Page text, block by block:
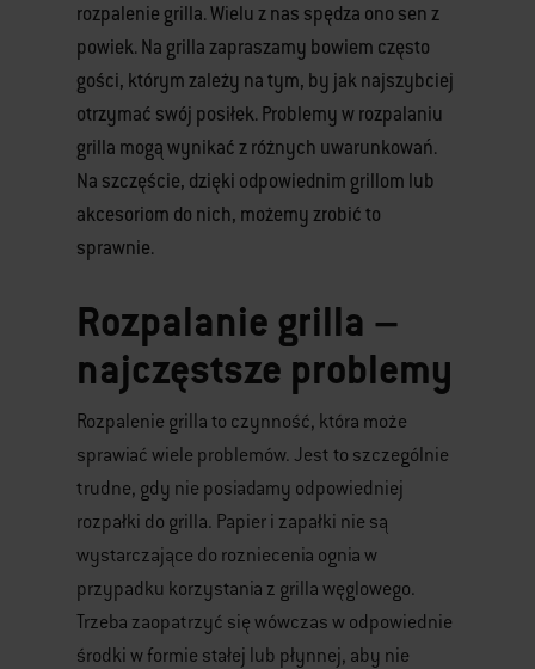
rozpalenie grilla. Wielu z nas spędza ono sen z
powiek. Na grilla zapraszamy bowiem często
gości, którym zależy na tym, by jak najszybciej
otrzymać swój posiłek. Problemy w rozpalaniu
grilla mogą wynikać z różnych uwarunkowań.
Na szczęście, dzięki odpowiednim grillom lub
akcesoriom do nich, możemy zrobić to
sprawnie.
Rozpalanie grilla –
najczęstsze problemy
Rozpalenie grilla to czynność, która może
sprawiać wiele problemów. Jest to szczególnie
trudne, gdy nie posiadamy odpowiedniej
rozpałki do grilla. Papier i zapałki nie są
wystarczające do rozniecenia ognia w
przypadku korzystania z grilla węglowego.
Trzeba zaopatrzyć się wówczas w odpowiednie
środki w formie stałej lub płynnej, aby nie